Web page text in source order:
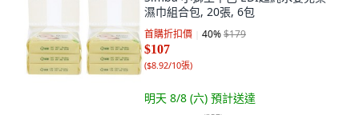
濕巾組合包, 20張, 6包
首購折扣價 40%$179
$107
($8.92/10張)
明天 8/8 (六) 預計送達